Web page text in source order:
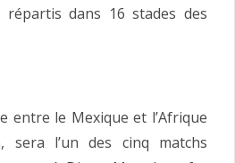
répartis dans 16 stades des
entre le Mexique et l’Afrique
l’un des cinq matchs